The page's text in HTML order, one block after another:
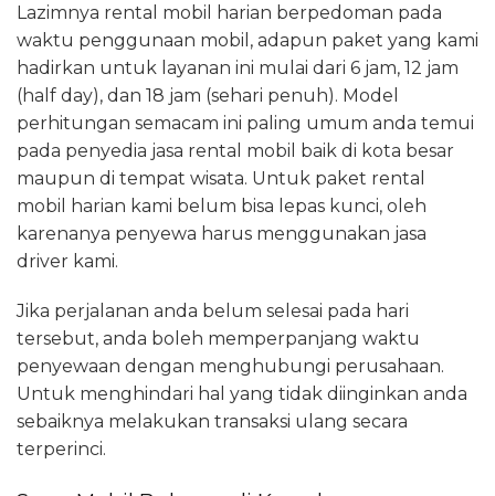
Lazimnya rental mobil harian berpedoman pada
waktu penggunaan mobil, adapun paket yang kami
hadirkan untuk layanan ini mulai dari 6 jam, 12 jam
(half day), dan 18 jam (sehari penuh). Model
perhitungan semacam ini paling umum anda temui
pada penyedia jasa rental mobil baik di kota besar
maupun di tempat wisata. Untuk paket rental
mobil harian kami belum bisa lepas kunci, oleh
karenanya penyewa harus menggunakan jasa
driver kami.
Jika perjalanan anda belum selesai pada hari
tersebut, anda boleh memperpanjang waktu
penyewaan dengan menghubungi perusahaan.
Untuk menghindari hal yang tidak diinginkan anda
sebaiknya melakukan transaksi ulang secara
terperinci.